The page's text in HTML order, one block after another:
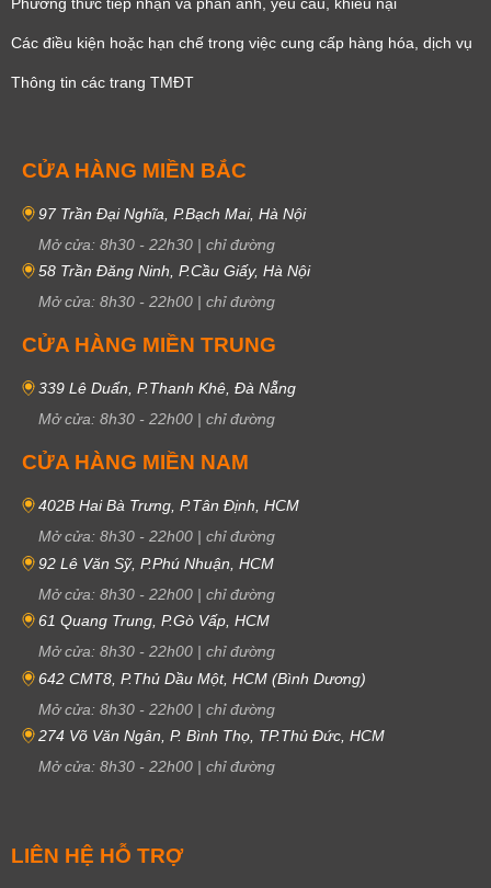
Các điều kiện hoặc hạn chế trong việc cung cấp hàng hóa, dịch vụ
Thông tin các trang TMĐT
CỬA HÀNG MIỀN BẮC
97 Trần Đại Nghĩa, P.Bạch Mai, Hà Nội
Mở cửa: 8h30 - 22h30 | chỉ đường
58 Trần Đăng Ninh, P.Cầu Giấy, Hà Nội
Mở cửa: 8h30 - 22h00 | chỉ đường
CỬA HÀNG MIỀN TRUNG
339 Lê Duẩn, P.Thanh Khê, Đà Nẵng
Mở cửa: 8h30 - 22h00 | chỉ đường
CỬA HÀNG MIỀN NAM
402B Hai Bà Trưng, P.Tân Định, HCM
Mở cửa: 8h30 - 22h00 | chỉ đường
92 Lê Văn Sỹ, P.Phú Nhuận, HCM
Mở cửa: 8h30 - 22h00 | chỉ đường
61 Quang Trung, P.Gò Vấp, HCM
Mở cửa: 8h30 - 22h00 | chỉ đường
642 CMT8, P.Thủ Dầu Một, HCM (Bình Dương)
Mở cửa: 8h30 - 22h00 | chỉ đường
274 Võ Văn Ngân, P. Bình Thọ, TP.Thủ Đức, HCM
Mở cửa: 8h30 - 22h00 | chỉ đường
LIÊN HỆ HỖ TRỢ